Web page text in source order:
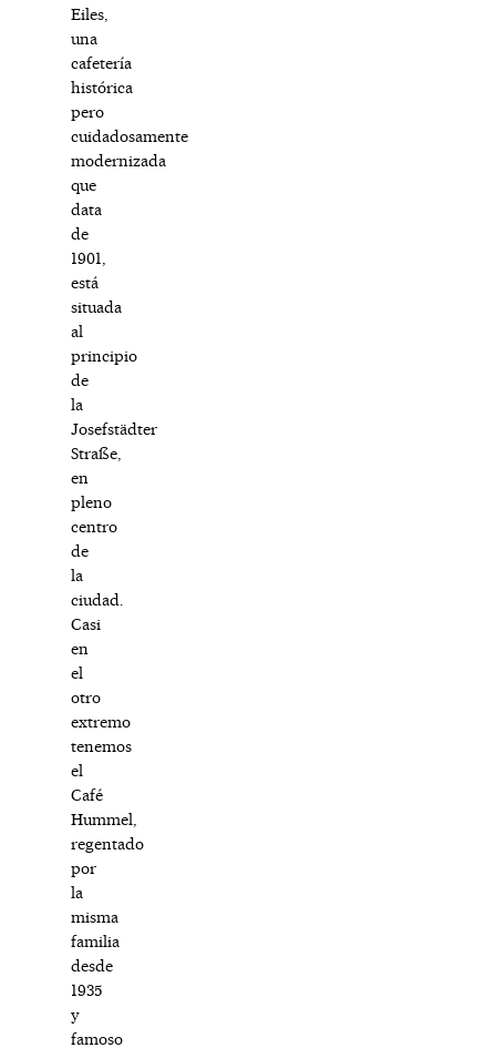
Eiles,
una
cafetería
histórica
pero
cuidadosamente
modernizada
que
data
de
1901,
está
situada
al
principio
de
la
Josefstädter
Straße,
en
pleno
centro
de
la
ciudad.
Casi
en
el
otro
extremo
tenemos
el
Café
Hummel,
regentado
por
la
misma
familia
desde
1935
y
famoso